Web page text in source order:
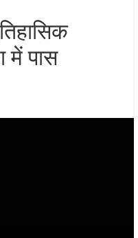
मुख्यमंत्री
पुष्कर सिंह धामी ने हरकी पैड़ी
यात्रा मार्ग पर हेलीकॉप्टर से
में पास